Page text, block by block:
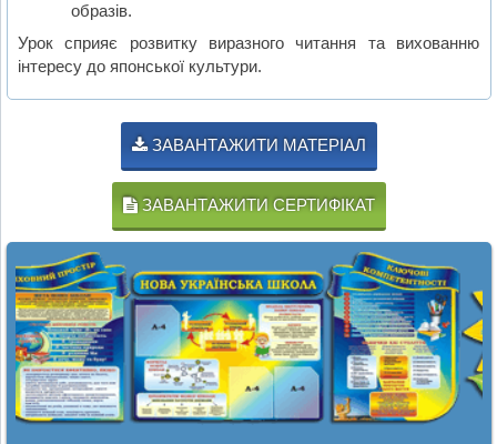
образів.
Урок сприяє розвитку виразного читання та вихованню
інтересу до японської культури.
ЗАВАНТАЖИТИ МАТЕРІАЛ
ЗАВАНТАЖИТИ СЕРТИФІКАТ